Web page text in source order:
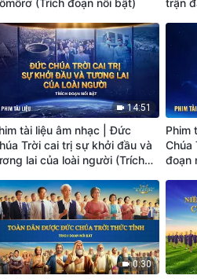
14:51
tài liệu âm nhạc | Đức
Trời cai trị sự khởi đầu và
lai của loài người (Trích
Phim
Chúa
đoạn
0:30